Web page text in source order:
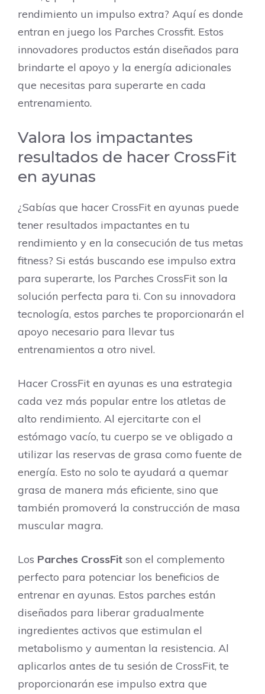
rendimiento un impulso extra? Aquí es donde
entran en juego los Parches Crossfit. Estos
innovadores productos están diseñados para
brindarte el apoyo y la energía adicionales
que necesitas para superarte en cada
entrenamiento.
Valora los impactantes
resultados de hacer CrossFit
en ayunas
¿Sabías que hacer CrossFit en ayunas puede
tener resultados impactantes en tu
rendimiento y en la consecución de tus metas
fitness? Si estás buscando ese impulso extra
para superarte, los Parches CrossFit son la
solución perfecta para ti. Con su innovadora
tecnología, estos parches te proporcionarán el
apoyo necesario para llevar tus
entrenamientos a otro nivel.
Hacer CrossFit en ayunas es una estrategia
cada vez más popular entre los atletas de
alto rendimiento. Al ejercitarte con el
estómago vacío, tu cuerpo se ve obligado a
utilizar las reservas de grasa como fuente de
energía. Esto no solo te ayudará a quemar
grasa de manera más eficiente, sino que
también promoverá la construcción de masa
muscular magra.
Los Parches CrossFit son el complemento
perfecto para potenciar los beneficios de
entrenar en ayunas. Estos parches están
diseñados para liberar gradualmente
ingredientes activos que estimulan el
metabolismo y aumentan la resistencia. Al
aplicarlos antes de tu sesión de CrossFit, te
proporcionarán ese impulso extra que